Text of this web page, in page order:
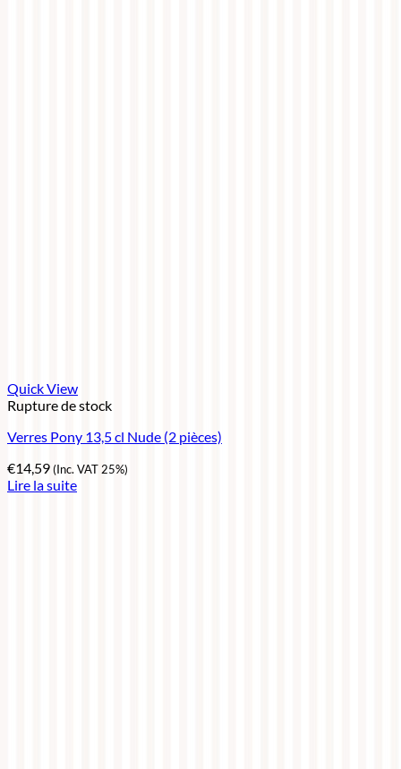
Quick View
Rupture de stock
Verres Pony 13,5 cl Nude (2 pièces)
€14,59(Inc. VAT 25%)
Lire la suite